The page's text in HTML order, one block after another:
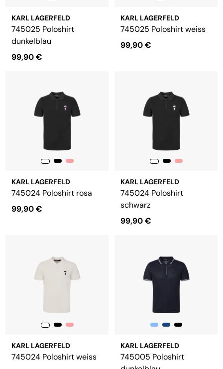
KARL LAGERFELD
745025 Poloshirt
dunkelblau
99,90 €
KARL LAGERFELD
745025 Poloshirt weiss
99,90 €
KARL LAGERFELD
745024 Poloshirt rosa
99,90 €
KARL LAGERFELD
745024 Poloshirt
schwarz
99,90 €
KARL LAGERFELD
745024 Poloshirt weiss
KARL LAGERFELD
745005 Poloshirt